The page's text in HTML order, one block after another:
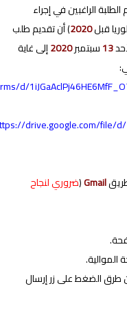
الراغبين في إجراء
قبل2020) أن تقديم طلب
13سبتمبر2020إلى غاية
d/
drive.google.com/file/
Gmail
(ضروري لنجاح
طرق الضغط على زر إرسال